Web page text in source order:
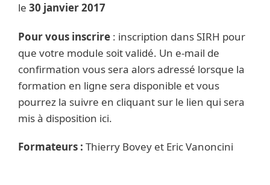
le 30 janvier 2017
Pour vous inscrire : inscription dans SIRH pour
que votre module soit validé. Un e-mail de
confirmation vous sera alors adressé lorsque la
formation en ligne sera disponible et vous
pourrez la suivre en cliquant sur le lien qui sera
mis à disposition ici.
Formateurs : Thierry Bovey et Eric Vanoncini